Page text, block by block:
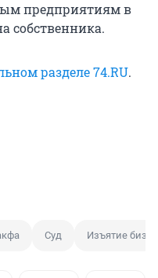
предприятиям в
собственника.
разделе 74.RU.
Суд Изъятие